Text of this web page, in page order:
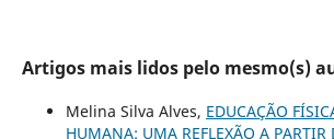
Artigos mais lidos pelo mesmo(s)
Melina Silva Alves, EDUCAÇÃO
HUMANA: UMA REFLEXÃO A PARTIR